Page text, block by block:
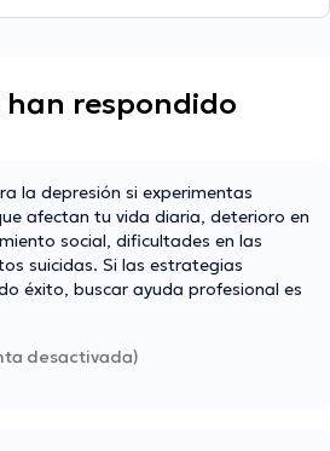
han respondido
la depresión si experimentas
afectan tu vida diaria, deterioro en
social, dificultades en las
suicidas. Si las estrategias
éxito, buscar ayuda profesional es
desactivada)